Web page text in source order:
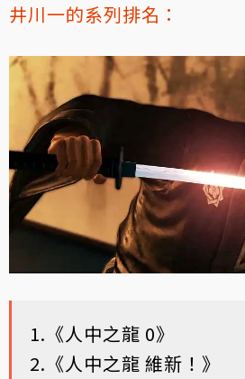
井川一的系列排名：
1.《人中之龍 0》
2.《人中之龍 維新！》